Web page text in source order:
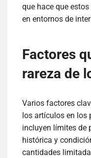
que hace que
en entornos de
Factores
rareza de
Varios factores
los artículos en los
incluyen límites de
histórica y
cantidades